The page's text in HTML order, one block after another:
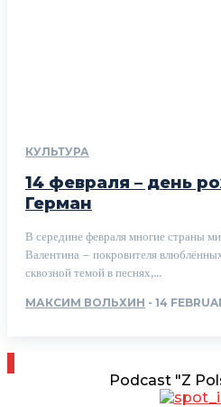
КУЛЬТУРА
14 февраля – день
Герман
В середине февраля многие страны
Валентина – покровителя
сквозной темой в песнях,...
МАКСИМ ВОЛЬХИН - 14
Podcast "Z